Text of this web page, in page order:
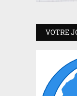
VOTRE